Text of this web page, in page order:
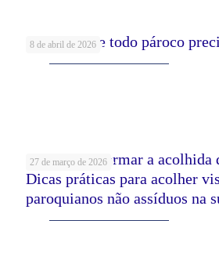
8 de abril de 2026
5 Livros que todo pároco
27 de março de 2026
Como transformar a acolhida
Dicas práticas para acolher
paroquianos não assíduos na